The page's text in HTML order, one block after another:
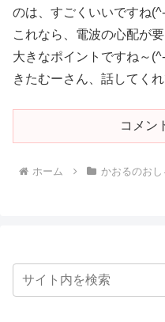
のは、すごくいいですね
これなら、電波の心配が
大きなポイントですね～
きたむーさん、話してく
コメン
ホーム かおるのおし